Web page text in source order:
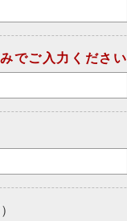
でご入力ください
）